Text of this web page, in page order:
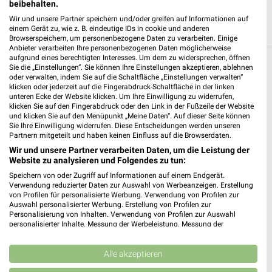
Weitere Fressnapf Geschäfte mit Angeboten
in und um Alsdorf
5 Geschäfte und Orte
Fressnapf Angebote in Herzogenrath
Herzogenrath, Deutschland
534,22 km
❯
Fressnapf Angebote in Übach-Palenberg
beibehalten.
Wir und unsere Partner speichern und/oder greifen auf Informationen auf
einem Gerät zu, wie z. B. eindeutige IDs in cookie und anderen
Browserspeichern, um personenbezogene Daten zu verarbeiten. Einige
Anbieter verarbeiten Ihre personenbezogenen Daten möglicherweise
aufgrund eines berechtigten Interesses. Um dem zu widersprechen, öffnen
Sie die „Einstellungen“. Sie können Ihre Einstellungen akzeptieren, ablehnen
oder verwalten, indem Sie auf die Schaltfläche „Einstellungen verwalten“
klicken oder jederzeit auf die Fingerabdruck-Schaltfläche in der linken
unteren Ecke der Website klicken. Um Ihre Einwilligung zu widerrufen,
klicken Sie auf den Fingerabdruck oder den Link in der Fußzeile der Website
und klicken Sie auf den Menüpunkt „Meine Daten“. Auf dieser Seite können
Sie Ihre Einwilligung widerrufen. Diese Entscheidungen werden unseren
Partnern mitgeteilt und haben keinen Einfluss auf die Browserdaten.
Wir und unsere Partner verarbeiten Daten, um die Leistung der
Website zu analysieren und Folgendes zu tun:
Speichern von oder Zugriff auf Informationen auf einem Endgerät.
Verwendung reduzierter Daten zur Auswahl von Werbeanzeigen. Erstellung
von Profilen für personalisierte Werbung. Verwendung von Profilen zur
Auswahl personalisierter Werbung. Erstellung von Profilen zur
Personalisierung von Inhalten. Verwendung von Profilen zur Auswahl
personalisierter Inhalte. Messung der Werbeleistung. Messung der
Kombinationen von Daten aus verschiedenen Quellen. Entwicklung und
Verbesserung der Angebote. Verwendung reduzierter Daten zur Auswahl
von Inhalten.
Alle akzeptieren